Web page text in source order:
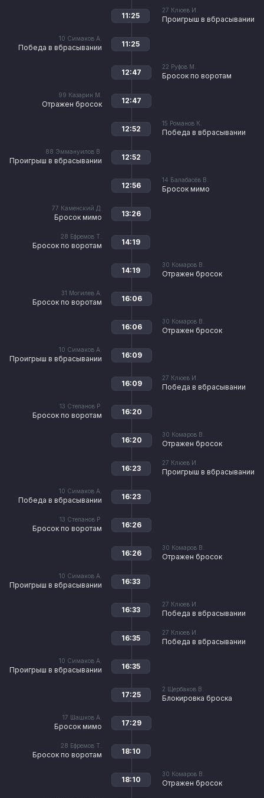
27 Клюев И.
Проигрыш в вбрасывании
11:25
10 Симаков А.
Победа в вбрасывании 11:25
22 Руфов М.
Бросок по воротам
12:47
99 Казарин М.
Отражен бросок 12:47
15 Романов К.
Победа в вбрасывании
12:52
88 Эммануилов В.
Проигрыш в вбрасывании 12:52
14 Балабасёв В.
Бросок мимо
12:56
77 Каменский Д.
Бросок мимо 13:26
28 Ефремов Т.
Бросок по воротам 14:19
30 Комаров В.
Отражен бросок
14:19
31 Могилев А.
Бросок по воротам 16:06
30 Комаров В.
Отражен бросок
16:06
10 Симаков А.
Проигрыш в вбрасывании 16:09
27 Клюев И.
Победа в вбрасывании
16:09
13 Степанов Р.
Бросок по воротам 16:20
30 Комаров В.
Отражен бросок
16:20
27 Клюев И.
Проигрыш в вбрасывании
16:23
10 Симаков А.
Победа в вбрасывании 16:23
13 Степанов Р.
Бросок по воротам 16:26
30 Комаров В.
Отражен бросок
16:26
10 Симаков А.
Проигрыш в вбрасывании 16:33
27 Клюев И.
Победа в вбрасывании
16:33
27 Клюев И.
Победа в вбрасывании
16:35
10 Симаков А.
Проигрыш в вбрасывании 16:35
2 Щербаков В.
Блокировка броска
17:25
17 Шашков А.
Бросок мимо 17:29
28 Ефремов Т.
Бросок по воротам 18:10
30 Комаров В.
Отражен бросок
18:10